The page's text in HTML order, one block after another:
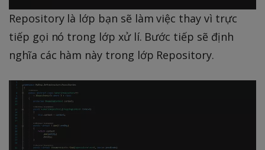
Repository là lớp bạn sẽ làm việc thay vì trực
tiếp gọi nó trong lớp xử lí. Bước tiếp sẽ định
nghĩa các hàm này trong lớp Repository.